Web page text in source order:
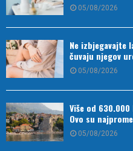
05/08/2026
Ne izbjegavajte
čuvaju njegov
05/08/2026
Više od
Ovo su
05/08/2026